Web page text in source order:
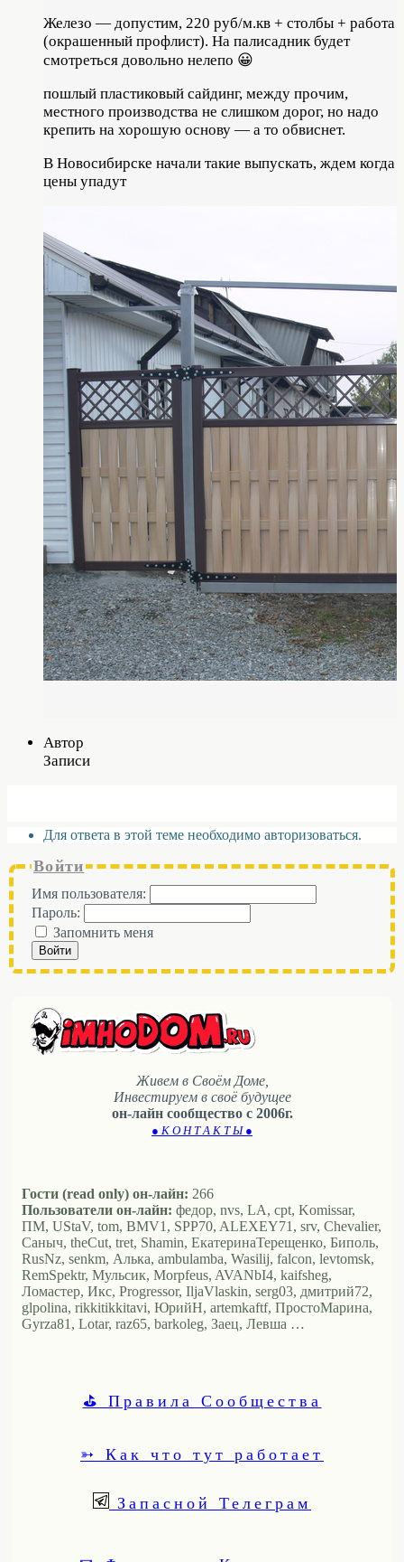
Железо — допустим, 220 руб/м.кв + столбы + работа
(окрашенный профлист). На палисадник будет
смотреться довольно нелепо 😀
пошлый пластиковый сайдинг, между прочим,
местного производства не слишком дорог, но надо
крепить на хорошую основу — а то обвиснет.
В Новосибирске начали такие выпускать, ждем когда
цены упадут
Автор
Записи
Для ответа в этой теме необходимо авторизоваться.
Войти
Имя пользователя:
Пароль:
Запомнить меня
Войти
Живем в Своём Доме,
Инвестируем в своё будущее
он-лайн сообщество с 2006г.
● К О Н Т А К Т Ы ●
Гости (read only) он-лайн: 266
Пользователи он-лайн: федор, nvs, LA, cpt, Komissar,
ПМ, UStaV, tom, BMV1, SPP70, ALEXEY71, srv, Chevalier,
Саныч, theCut, tret, Shamin, ЕкатеринаТерещенко, Биполь,
RusNz, senkm, Алька, ambulamba, Wasilij, falcon, levtomsk,
RemSpektr, Мульсик, Morpfeus, AVANbI4, kaifsheg,
Ломастер, Икс, Progressor, IljaVlaskin, serg03, дмитрий72,
glpolina, rikkitikkitavi, ЮрийН, artemkaftf, ПростоМарина,
Gyrza81, Lotar, raz65, barkoleg, Заец, Левша …
⛳ Правила Сообщества
➳ Как что тут работает
Запасной Телеграм